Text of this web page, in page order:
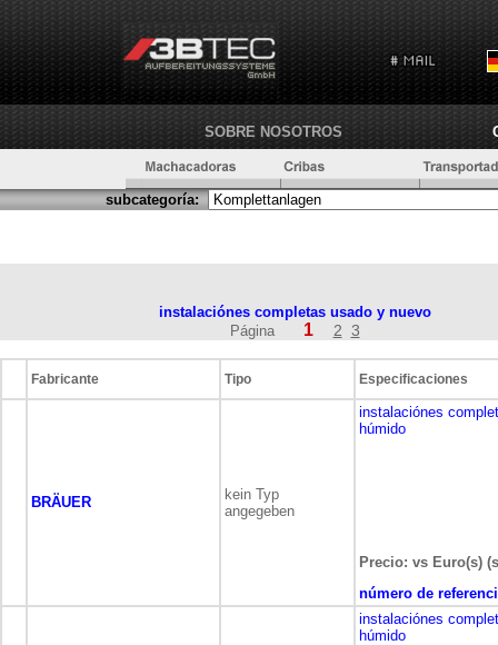
SOBRE NOSOTROS
subcategoría:
instalaciónes completas usado y nuevo
Página
1 2 3
Fabricante Tipo Especificaciones
BRÄUER
kein Typ
angegeben
instalaciónes
húmido
Precio: vs Euro(s)
número de
instalaciónes
húmido